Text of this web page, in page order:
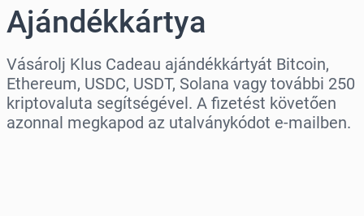
Ajándékkártya
Vásárolj Klus Cadeau ajándékkártyát Bitcoin,
Ethereum, USDC, USDT, Solana vagy további 250
kriptovaluta segítségével. A fizetést követően
azonnal megkapod az utalványkódot e-mailben.